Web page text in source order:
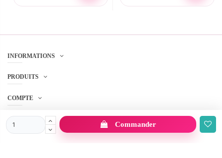
Commander
INFORMATIONS
PRODUITS
COMPTE
SERVICE CLIENT